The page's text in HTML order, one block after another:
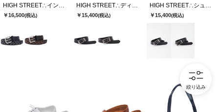
￥16,500(税込) ￥15,400(税込) ￥15,400(税込)
絞り込み